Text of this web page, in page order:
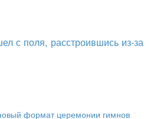
с поля, расстроившись из-за